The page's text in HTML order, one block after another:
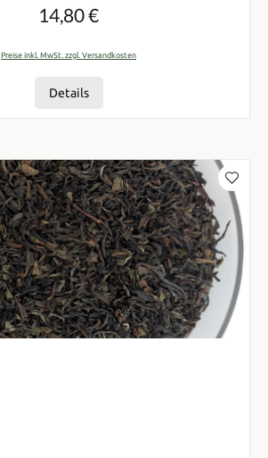
14,80 €
Preise inkl. MwSt. zzgl. Versandkosten
Details